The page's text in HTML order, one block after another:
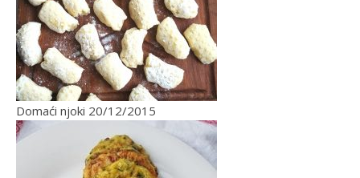
Domaći njoki 20/12/2015